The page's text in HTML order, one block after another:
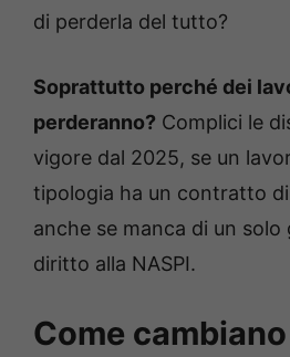
di perderla del tutto?
Soprattutto perché dei
perderanno? Complici le
vigore dal 2025, se un
tipologia ha un contratto
anche se manca di un
diritto alla NASPI.
Come